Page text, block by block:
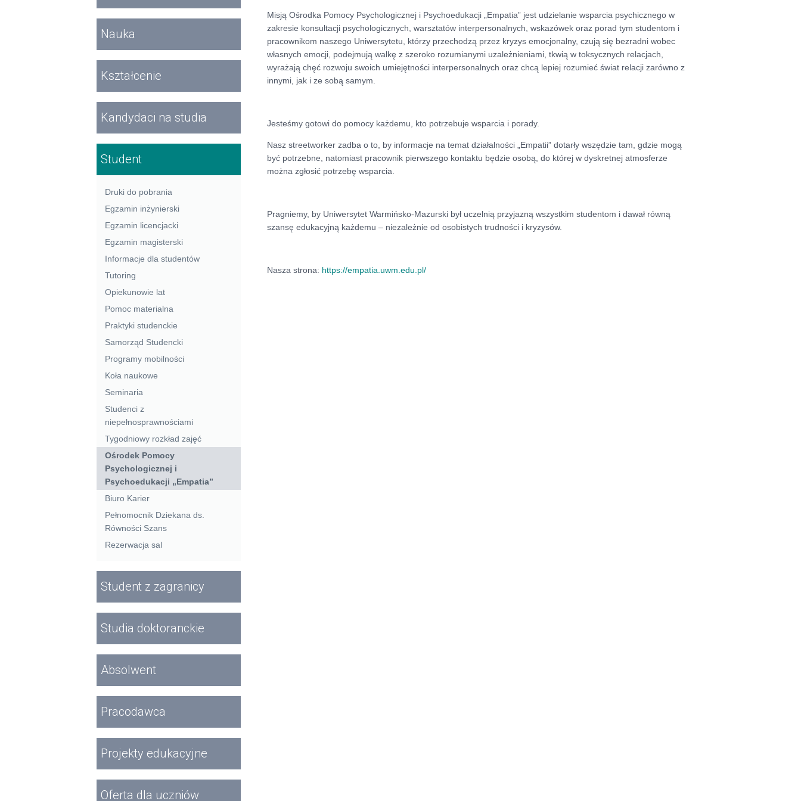
Nauka
Kształcenie
Kandydaci na studia
Student
Druki do pobrania
Egzamin inżynierski
Egzamin licencjacki
Egzamin magisterski
Informacje dla studentów
Tutoring
Opiekunowie lat
Pomoc materialna
Praktyki studenckie
Samorząd Studencki
Programy mobilności
Koła naukowe
Seminaria
Studenci z
niepełnosprawnościami
Tygodniowy rozkład zajęć
Ośrodek Pomocy
Psychologicznej i
Psychoedukacji „Empatia”
Biuro Karier
Pełnomocnik Dziekana ds.
Równości Szans
Rezerwacja sal
Student z zagranicy
Studia doktoranckie
Absolwent
Pracodawca
Projekty edukacyjne
Oferta dla uczniów
Misją Ośrodka Pomocy Psychologicznej i Psychoedukacji „Empatia” jest udzielanie wsparcia psychicznego w
zakresie konsultacji psychologicznych, warsztatów interpersonalnych, wskazówek oraz porad tym studentom i
pracownikom naszego Uniwersytetu, którzy przechodzą przez kryzys emocjonalny, czują się bezradni wobec
własnych emocji, podejmują walkę z szeroko rozumianymi uzależnieniami, tkwią w toksycznych relacjach,
wyrażają chęć rozwoju swoich umiejętności interpersonalnych oraz chcą lepiej rozumieć świat relacji zarówno z
innymi, jak i ze sobą samym.
Jesteśmy gotowi do pomocy każdemu, kto potrzebuje wsparcia i porady.
Nasz streetworker zadba o to, by informacje na temat działalności „Empatii” dotarły wszędzie tam, gdzie mogą
być potrzebne, natomiast pracownik pierwszego kontaktu będzie osobą, do której w dyskretnej atmosferze
można zgłosić potrzebę wsparcia.
Pragniemy, by Uniwersytet Warmińsko-Mazurski był uczelnią przyjazną wszystkim studentom i dawał równą
szansę edukacyjną każdemu – niezależnie od osobistych trudności i kryzysów.
Nasza strona: https://empatia.uwm.edu.pl/